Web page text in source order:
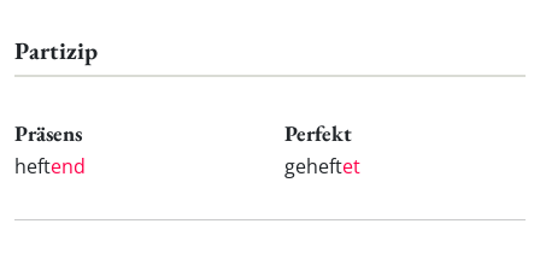
Partizip
Präsens
heftend
Perfekt
geheftet